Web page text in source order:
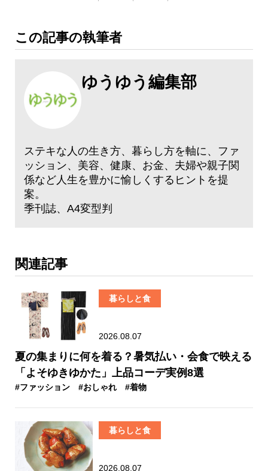
この記事の執筆者
ゆうゆう編集部
ステキな人の生き方、暮らし方を軸に、ファ
ッション、美容、健康、お金、夫婦や親子関
係など人生を豊かに愉しくするヒントを提
案。
季刊誌、A4変型判
関連記事
暮らしと食
2026.08.07
夏の集まりに何を着る？暑気払い・会食で映える
「よそゆきゆかた」上品コーデ実例8選
#ファッション #おしゃれ #着物
暮らしと食
2026.08.07